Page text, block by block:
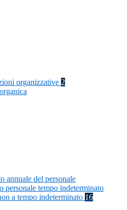
organizzative 2
annuale del personale
personale tempo indeterminato
a tempo indeterminato 16